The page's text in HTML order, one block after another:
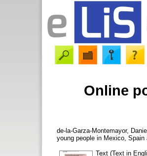
Online
de-la-Garza-Montemayor,
young people in Mexico, Spain
Text (Text in